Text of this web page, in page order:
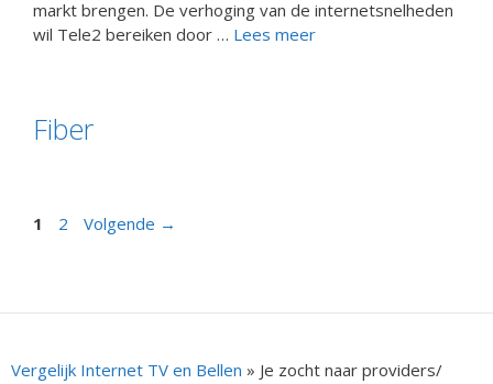
markt brengen. De verhoging van de internetsnelheden
wil Tele2 bereiken door … Lees meer
Fiber
Berichtnavigatie
Pagina
1 Pagina
2 Volgende →
Vergelijk Internet TV en Bellen » Je zocht naar providers/